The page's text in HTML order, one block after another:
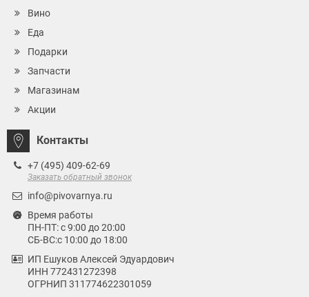
Вино
Еда
Подарки
Запчасти
Магазинам
Акции
Контакты
+7 (495) 409-62-69
Заказать обратный звонок
info@pivovarnya.ru
Время работы
ПН-ПТ: с 9:00 до 20:00
СБ-ВС:с 10:00 до 18:00
ИП Ешуков Алексей Эдуардович
ИНН 772431272398
ОГРНИП 311774622301059